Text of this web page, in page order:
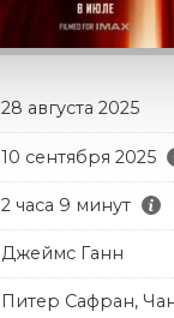
28 августа 2025
10 сентября 2025
2 часа 9 минут
Джеймс Ганн
Питер Сафран,